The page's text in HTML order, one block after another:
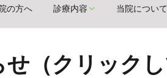
の方へ 診療内容 当院について
（クリックし